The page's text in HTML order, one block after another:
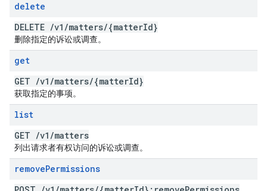
delete
DELETE /v1 /matters/{matterId}
删除指定的诉讼或调查。
get
GET /v1 /matters/{matterId}
获取指定的事项。
list
GET /v1 /matters
列出请求者有权访问的诉讼或调查。
removePermissions